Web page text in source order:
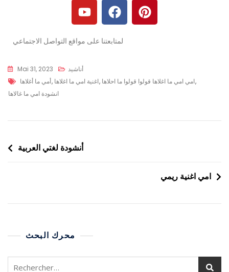
لمتابعتنا على مواقع التواصل الاجتماعي
Mai 31, 2023
أناشيد
أمي ما أغلاها, اغنية امي ما اغلاها, امي امي ما اغلاها قولوا قولوا ما احلاها,
انشودة امي ما غالاها
أنشودة لغتي العربية
امي اغنية ريمي
محرك البحث